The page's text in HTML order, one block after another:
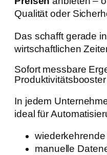
Qualität oder
Das schafft gerade
wirtschaftlichen
Sofort messbare
Produktivitätsbooster
In jedem
ideal für
manuelle